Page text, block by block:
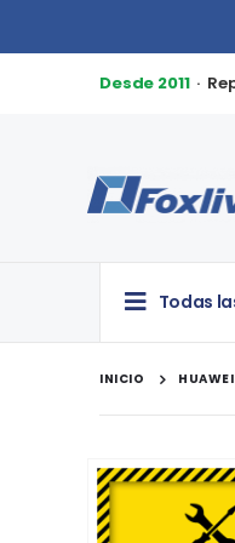
Desde 2011·
Todas
INICIO
Saltar
al
final